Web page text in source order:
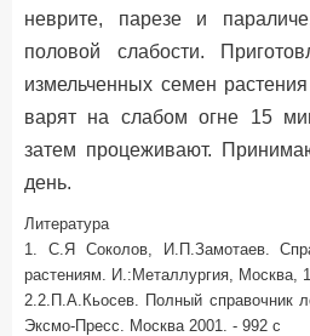
неврите, парезе и
половой слабости.
измельченных семен
варят на слабом огне 15
затем процеживают.
день.
Литература
1. C.Я Соколов, И.П.Замотаев.
растениям. И.:Металлургия, Москва,
2.2.П.А.Кьосев. Полный справочник
Эксмо-Пресс. Москва 2001. - 992 c